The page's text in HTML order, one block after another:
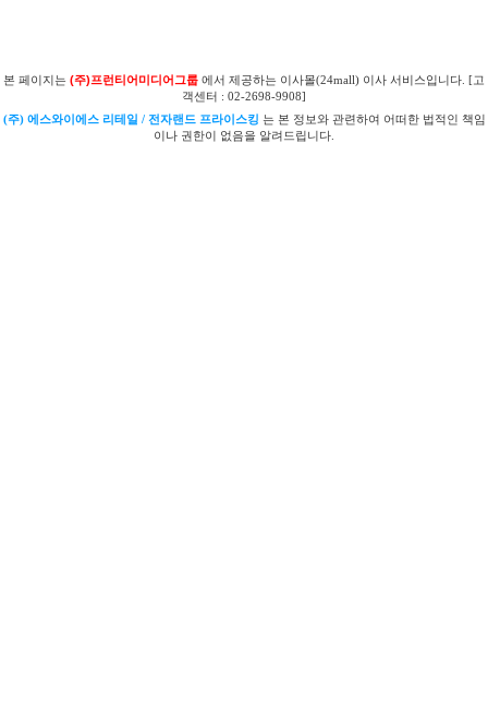
본 페이지는 (주)프런티어미디어그룹 에서 제공하는 이사몰(24mall) 이사 서비스입니다. [고
객센터 : 02-2698-9908]
(주) 에스와이에스 리테일 / 전자랜드 프라이스킹 는 본 정보와 관련하여 어떠한 법적인 책임
이나 권한이 없음을 알려드립니다.